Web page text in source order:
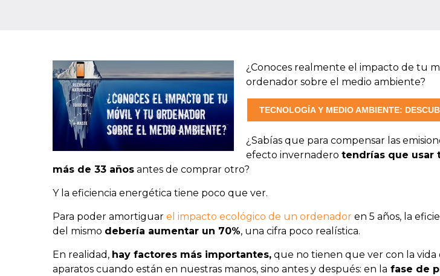
¿Conoces realmente el impacto de tu
ordenador sobre el medio ambiente?
TECNOLOGÍA Y MEDIO AMBIENTE:
¿Sabías que para compensar las
efecto invernadero tendrías que usar
más de 33 años antes de comprar otro?
Y la eficiencia energética tiene poco que ver.
Para poder amortiguar el impacto ecológico de un ordenador en 5 años, la
del mismo debería aumentar un 70%, una cifra poco realística.
En realidad, hay factores más importantes, que no tienen que ver con la vida
aparatos cuando están en nuestras manos, sino antes y después: en la fase de